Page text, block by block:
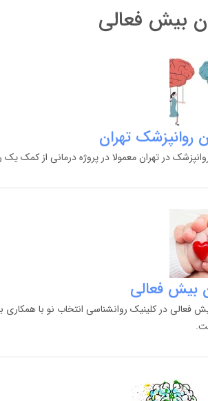
بیش فعالی
روانپزشک تهران
در تهران معمولا در پروژه درمانی از کمک
بیش فعالی
فعالی در کلینیک روانشناسی انتخاب نو با